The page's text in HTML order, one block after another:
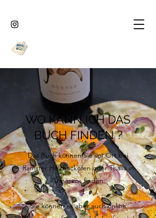
WO KANN ICH DAS
BUCH FINDEN ?
Das Buch können Sie vor Ort bei
Ramster Holzbackofen oder Thalia in
Pirmasens finden.
Sie können es aber auch online